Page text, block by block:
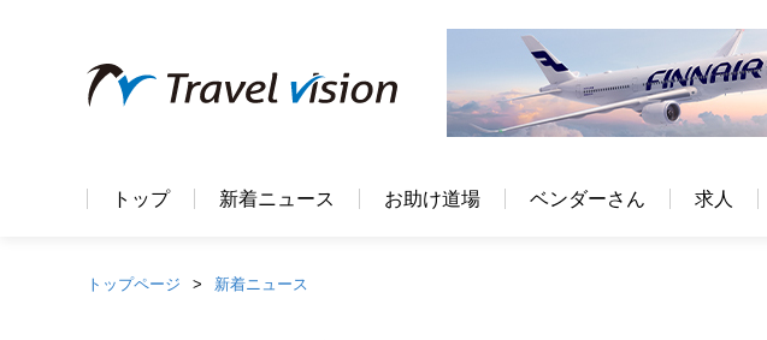
トップ 新着ニュース お助け道場 ベンダーさん 求人
トップページ 新着ニュース